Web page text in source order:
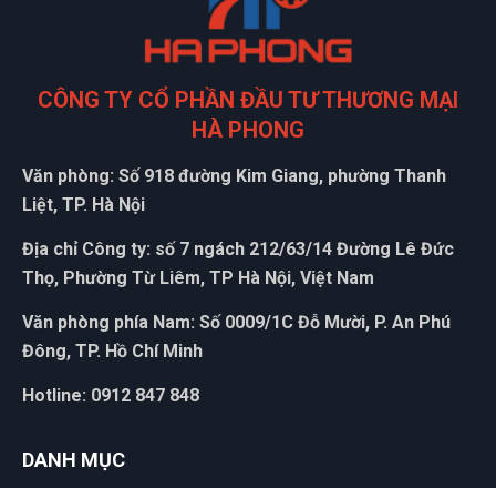
(Đánh giá 1 năm trước)
hơi bị xịn xò. khách trung thành luôn
TQ
Thái Quý
(Đánh giá 1 năm trước)
giá quá hợp lý, rẻ nhất từ trước đến giờ khi mua
(Đánh giá 1 năm trước)
Ở đây săn sale thích cực, mấy mẫu mới về liên tục
CÔNG TY CỔ PHẦN ĐẦU TƯ THƯƠNG MẠI
HÀ PHONG
Văn phòng: Số 918 đường Kim Giang, phường Thanh
Liệt, TP. Hà Nội
Địa chỉ Công ty: số 7 ngách 212/63/14 Đường Lê Đức
Thọ, Phường Từ Liêm, TP Hà Nội, Việt Nam
Văn phòng phía Nam: Số 0009/1C Đỗ Mười, P. An Phú
Đông, TP. Hồ Chí Minh
Hotline: 0912 847 848
DANH MỤC